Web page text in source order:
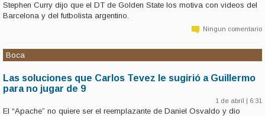
Stephen Curry dijo que el DT de Golden State los motiva con videos del
Barcelona y del futbolista argentino.
Ningun comentario
Boca
Las soluciones que Carlos Tevez le sugirió a Guillermo
para no jugar de 9
1 de abril | 6:31
El “Apache” no quiere ser el reemplazante de Daniel Osvaldo y dio